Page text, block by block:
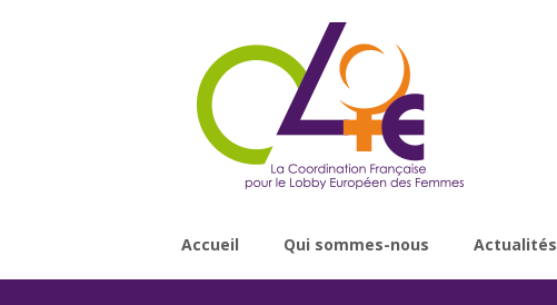
Accueil Qui sommes-nous Actualités